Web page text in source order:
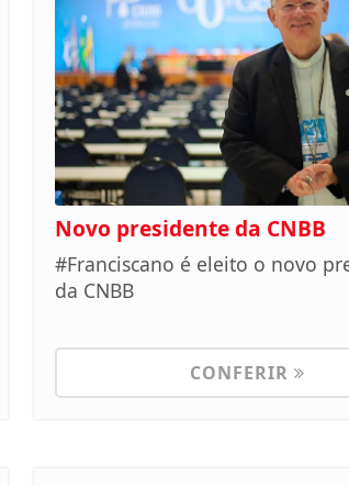
Novo presidente da CNBB
#Franciscano é eleito o novo
da CNBB
CONFERIR